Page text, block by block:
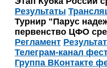
Результаты
Турнир "Парус
первенство ЦФО
Регламент
Телеграм-канал
Группа ВКонтакте